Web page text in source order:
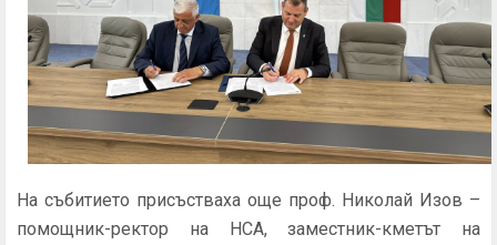
На събитието присъстваха още проф. Николай Изов –
помощник-ректор на НСА, заместник-кметът на